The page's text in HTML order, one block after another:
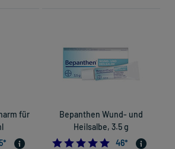
für
*
Bepanthen Wund- und
Heilsalbe, 3.5 g
5.0
46*